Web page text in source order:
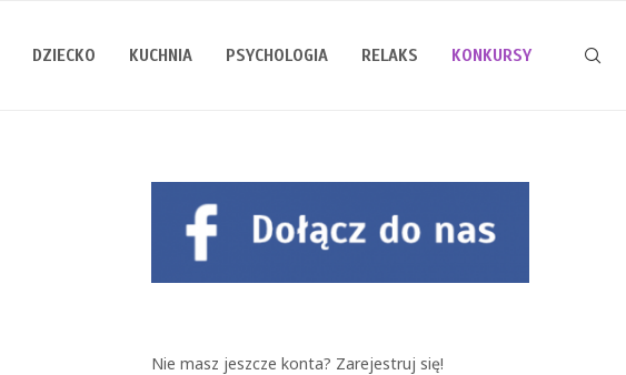
DZIECKO KUCHNIA PSYCHOLOGIA RELAKS KONKURSY
Nie masz jeszcze konta? Zarejestruj się!